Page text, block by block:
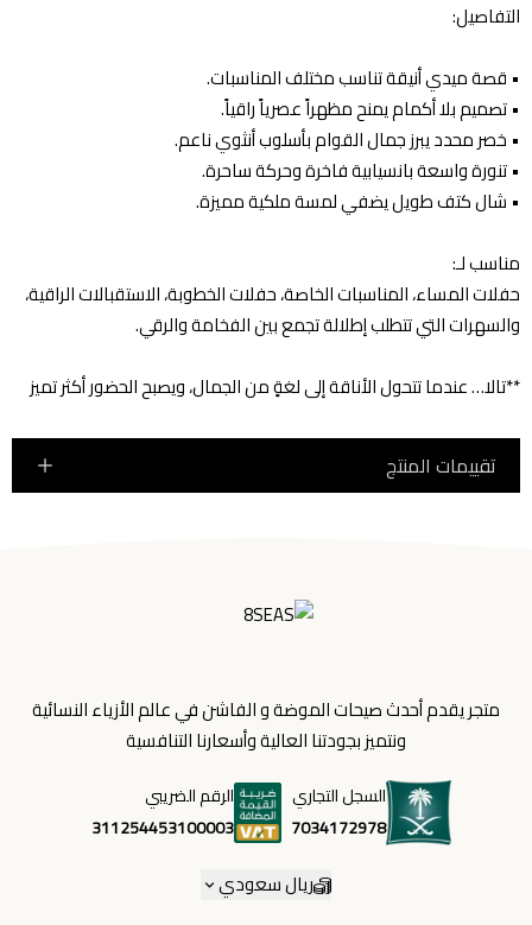
التفاصيل:
•⁠ ⁠قصة ميدي أنيقة تناسب مختلف المناسبات.
•⁠ ⁠تصميم بلا أكمام يمنح مظهراً عصرياً راقياً.
•⁠ ⁠خصر محدد يبرز جمال القوام بأسلوب أنثوي ناعم.
•⁠ ⁠تنورة واسعة بانسيابية فاخرة وحركة ساحرة.
•⁠ ⁠شال كتف طويل يضفي لمسة ملكية مميزة.
مناسب لـ:
حفلات المساء، المناسبات الخاصة، حفلات الخطوبة، الاستقبالات الراقية،
والسهرات التي تتطلب إطلالة تجمع بين الفخامة والرقي.
**تالا… عندما تتحول الأناقة إلى لغةٍ من الجمال، ويصبح الحضور أكثر تميز
تقييمات المنتج
متجر يقدم أحدث صيحات الموضة و الفاشن في عالم الأزياء النسائية
ونتميز بجودتنا العالية وأسعارنا التنافسية
السجل التجاري
7034172978
الرقم الضريبي
311254453100003
ريال سعودي